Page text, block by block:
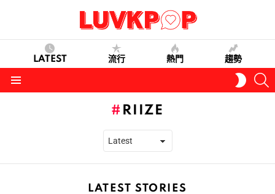
LATEST 流行 熱門 趨勢
SKIN
RIIZE
LATEST STORIES